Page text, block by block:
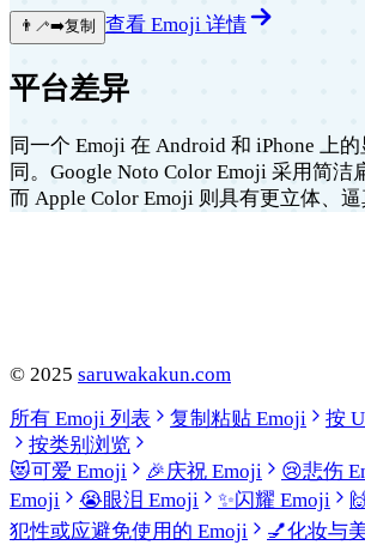
👨‍🦯‍➡️复制 查看 Emoji 详情
平台差异
同一个 Emoji 在 Android 和 iPhone 上
同。Google Noto Color Emoji 采用简洁
而 Apple Color Emoji 则具有更立体、逼
© 2025 saruwakakun.com
所有 Emoji 列表
复制粘贴 Emoji
按
按类别浏览
😻可爱 Emoji 🎉庆祝 Emoji 😢悲伤
Emoji
😭眼泪 Emoji ✨闪耀 Emoji 🙌
犯性或应避免使用的 Emoji
💅化妆与